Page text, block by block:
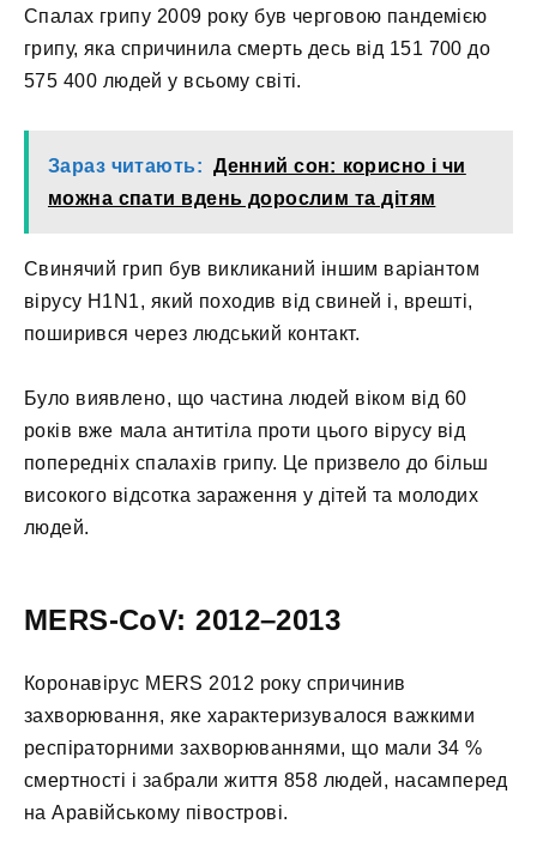
Спалах грипу 2009 року був черговою пандемією
грипу, яка спричинила смерть десь від 151 700 до
575 400 людей у всьому світі.
Зараз читають: Денний сон: корисно і чи
можна спати вдень дорослим та дітям
Свинячий грип був викликаний іншим варіантом
вірусу H1N1, який походив від свиней і, врешті,
поширився через людський контакт.
Було виявлено, що частина людей віком від 60
років вже мала антитіла проти цього вірусу від
попередніх спалахів грипу. Це призвело до більш
високого відсотка зараження у дітей та молодих
людей.
MERS-CoV: 2012–2013
Коронавірус MERS 2012 року спричинив
захворювання, яке характеризувалося важкими
респіраторними захворюваннями, що мали 34 %
смертності і забрали життя 858 людей, насамперед
на Аравійському півострові.